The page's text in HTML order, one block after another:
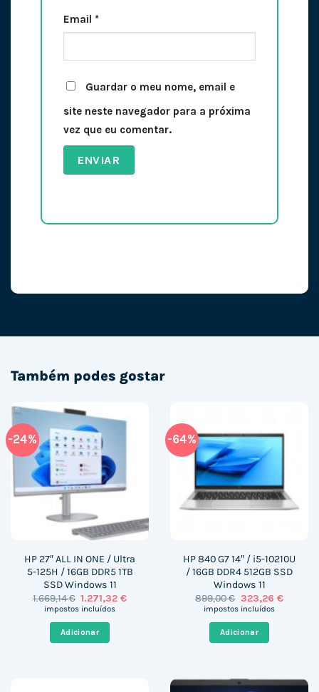
Email *
Guardar o meu nome, email e
site neste navegador para a próxima
vez que eu comentar.
Também podes gostar
-24%
HP 27″ ALL IN ONE / Ultra
5-125H / 16GB DDR5 1TB
SSD Windows 11
1.669,14€ O
preço
1.669,14 €.
1.271,32€O
impostos incluídos
Adicionar
-64%
HP 840 G7 14″ / i5-10210U
/ 16GB DDR4 512GB SSD
Windows 11
899,00€ O
preço
899,00 €.
323,26 €O
impostos incluídos
Adicionar